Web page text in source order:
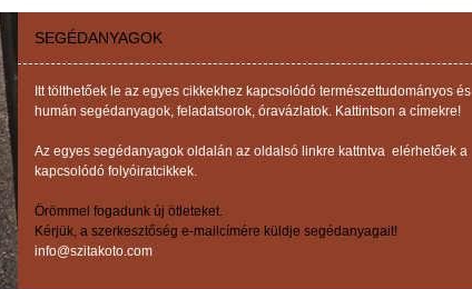
SEGÉDANYAGOK
Itt tölthetőek le az egyes cikkekhez kapcsolódó természettudományos és
humán segédanyagok, feladatsorok, óravázlatok. Kattintson a címekre!
Az egyes segédanyagok oldalán az oldalsó linkre kattntva elérhetőek a
kapcsolódó folyóiratcikkek.
Örömmel fogadunk új ötleteket.
Kérjük, a szerkesztőség e-mailcímére küldje segédanyagait!
info@szitakoto.com